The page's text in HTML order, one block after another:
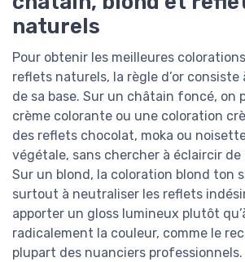
naturels
Pour obtenir les meilleures
reflets naturels, la règle d’or consiste
de sa base. Sur un châtain foncé, on
crème colorante ou une coloration
des reflets chocolat, moka ou
végétale, sans chercher à éclaircir de
Sur un blond, la coloration blond ton
surtout à neutraliser les reflets
apporter un gloss lumineux plutôt
radicalement la couleur, comme le
plupart des nuanciers professionnels.